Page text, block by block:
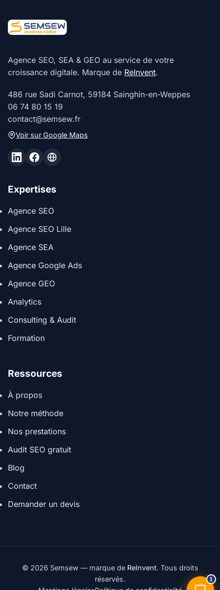
Agence SEO, SEA & GEO au service de votre
croissance digitale. Marque de ReInvent.
486 rue Sadi Carnot, 59184 Sainghin-en-Weppes
06 74 80 15 19
contact@semsew.fr
Voir sur Google Maps
Expertises
Agence SEO
Agence SEO Lille
Agence SEA
Agence Google Ads
Agence GEO
Analytics
Consulting & Audit
Formation
Ressources
À propos
Notre méthode
Nos prestations
Audit SEO gratuit
Blog
Contact
Demander un devis
© 2026 Semsew — marque de ReInvent. Tous droits
réservés.
1